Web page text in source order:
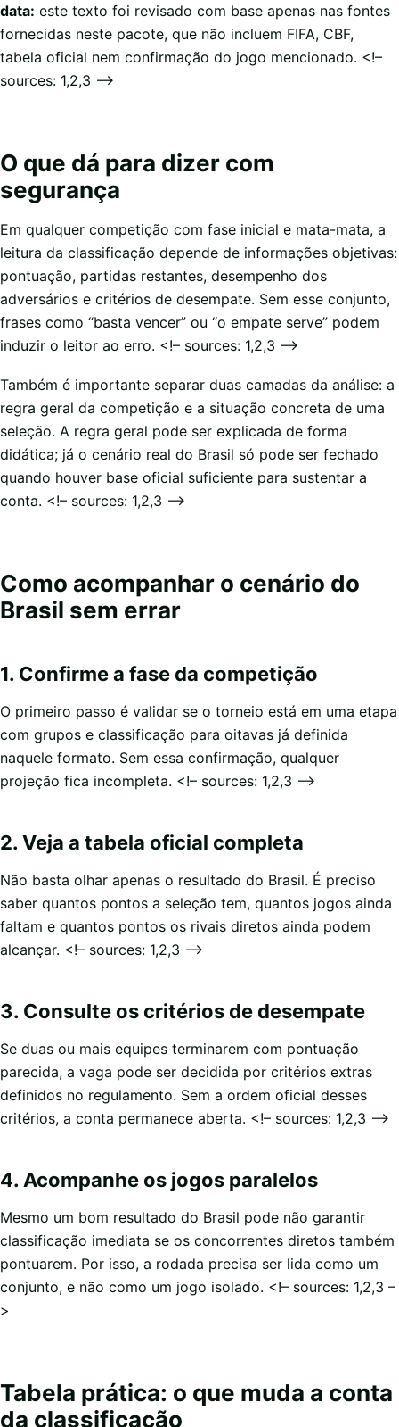
data: este texto foi revisado com base apenas nas fontes
fornecidas neste pacote, que não incluem FIFA, CBF,
tabela oficial nem confirmação do jogo mencionado. <!–
sources: 1,2,3 –>
O que dá para dizer com
segurança
Em qualquer competição com fase inicial e mata-mata, a
leitura da classificação depende de informações objetivas:
pontuação, partidas restantes, desempenho dos
adversários e critérios de desempate. Sem esse conjunto,
frases como “basta vencer” ou “o empate serve” podem
induzir o leitor ao erro. <!– sources: 1,2,3 –>
Também é importante separar duas camadas da análise: a
regra geral da competição e a situação concreta de uma
seleção. A regra geral pode ser explicada de forma
didática; já o cenário real do Brasil só pode ser fechado
quando houver base oficial suficiente para sustentar a
conta. <!– sources: 1,2,3 –>
Como acompanhar o cenário do
Brasil sem errar
1. Confirme a fase da competição
O primeiro passo é validar se o torneio está em uma etapa
com grupos e classificação para oitavas já definida
naquele formato. Sem essa confirmação, qualquer
projeção fica incompleta. <!– sources: 1,2,3 –>
2. Veja a tabela oficial completa
Não basta olhar apenas o resultado do Brasil. É preciso
saber quantos pontos a seleção tem, quantos jogos ainda
faltam e quantos pontos os rivais diretos ainda podem
alcançar. <!– sources: 1,2,3 –>
3. Consulte os critérios de desempate
Se duas ou mais equipes terminarem com pontuação
parecida, a vaga pode ser decidida por critérios extras
definidos no regulamento. Sem a ordem oficial desses
critérios, a conta permanece aberta. <!– sources: 1,2,3 –>
4. Acompanhe os jogos paralelos
Mesmo um bom resultado do Brasil pode não garantir
classificação imediata se os concorrentes diretos também
pontuarem. Por isso, a rodada precisa ser lida como um
conjunto, e não como um jogo isolado. <!– sources: 1,2,3 –
>
Tabela prática: o que muda a conta
da classificação